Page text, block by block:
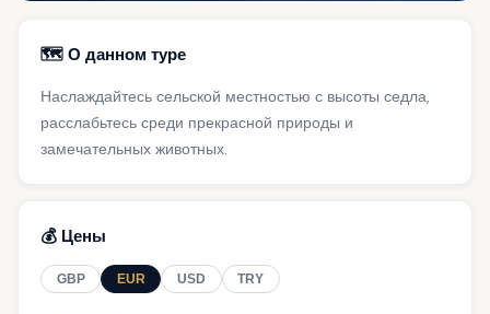
🗺️ О данном туре
Наслаждайтесь сельской местностью с высоты седла,
расслабьтесь среди прекрасной природы и
замечательных животных.
💰 Цены
GBP EUR USD TRY